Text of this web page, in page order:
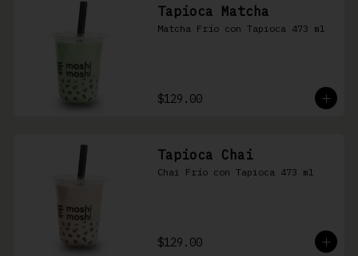
Tapioca Matcha
Matcha Frío con Tapioca 473 ml
$129.00
Tapioca Chai
Chai Frío con Tapioca 473 ml
$129.00